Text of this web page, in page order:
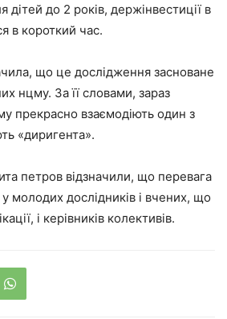
дітей до 2 років, держінвестиції в
в короткий час.
що це дослідження засноване
нцму. За її словами, зараз
прекрасно взаємодіють один з
«диригента».
петров відзначили, що перевага
молодих дослідників і вчених, що
і керівників колективів.